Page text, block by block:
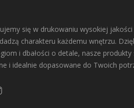
się w drukowaniu wysokiej
charakteru każdemu wnętrzu.
i dbałości o detale, nasze produkty
i idealnie dopasowane do Twoich